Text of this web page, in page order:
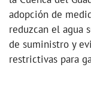
adopción de
reduzcan el agua
de suministro y
restrictivas para